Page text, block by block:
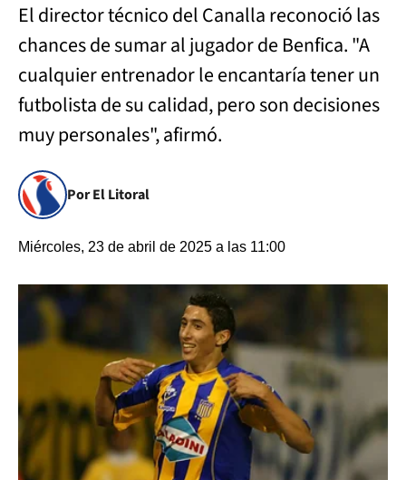
El director técnico del Canalla reconoció las
chances de sumar al jugador de Benfica. "A
cualquier entrenador le encantaría tener un
futbolista de su calidad, pero son decisiones
muy personales", afirmó.
Por El Litoral
Miércoles, 23 de abril de 2025 a las 11:00